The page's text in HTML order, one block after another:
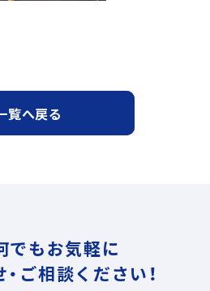
覧へ戻る
でもお気軽に
ご相談ください！